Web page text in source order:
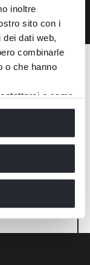
inoltre
sito con i
dati web,
combinarle
o che hanno
e come
sulla
permanere delle
della
info